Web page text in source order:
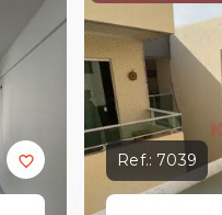
Ref.: 7039